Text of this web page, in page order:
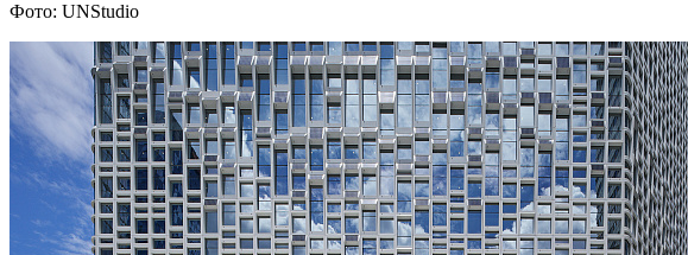
Фото: UNStudio